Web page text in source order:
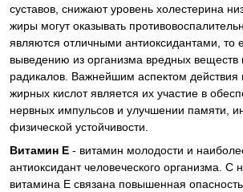
суставов, снижают уровень холестерина
жиры могут оказывать
являются отличными антиоксидантами, то
выведению из организма вредных веществ
радикалов. Важнейшим аспектом
жирных кислот является их участие в
нервных импульсов и улучшении памяти,
физической устойчивости.
Витамин Е - витамин молодости и
антиоксидант человеческого организма. С
витамина Е связана повышенная